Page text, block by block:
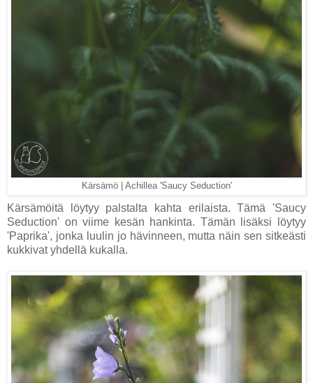
Kärsämö | Achillea 'Saucy Seduction'
Kärsämöitä löytyy palstalta kahta erilaista. Tämä 'Saucy
Seduction' on viime kesän hankinta. Tämän lisäksi löytyy
'Paprika', jonka luulin jo hävinneen, mutta näin sen sitkeästi
kukkivat yhdellä kukalla.